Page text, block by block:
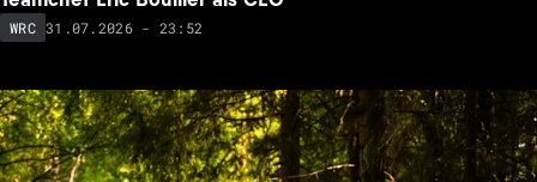
WRC 31.07.2026 - 23:52